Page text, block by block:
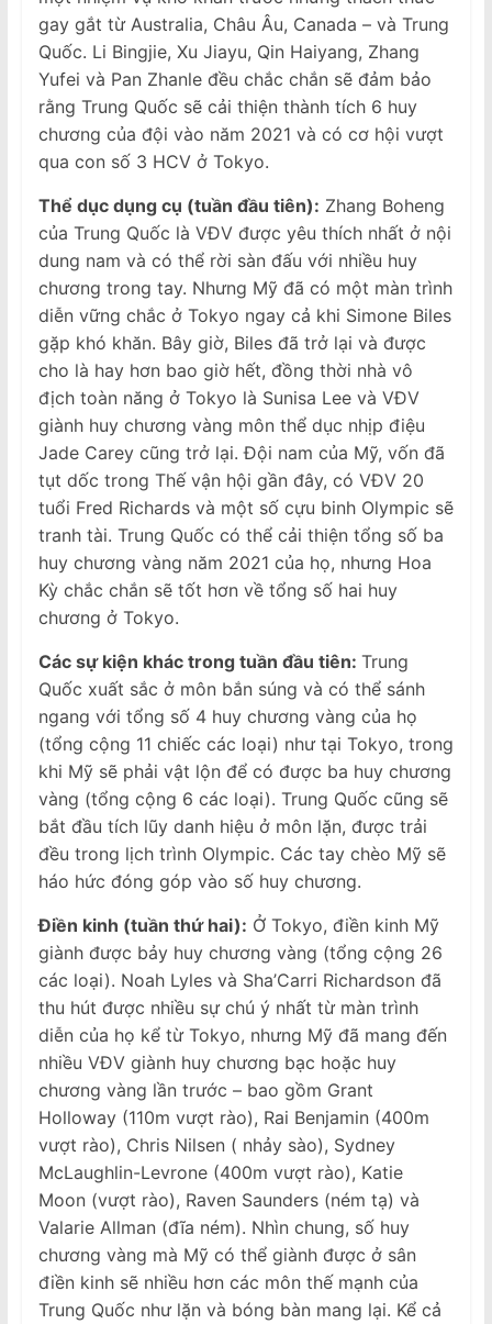
gay gắt từ Australia, Châu Âu, Canada – và Trung
Quốc. Li Bingjie, Xu Jiayu, Qin Haiyang, Zhang
Yufei và Pan Zhanle đều chắc chắn sẽ đảm bảo
rằng Trung Quốc sẽ cải thiện thành tích 6 huy
chương của đội vào năm 2021 và có cơ hội vượt
qua con số 3 HCV ở Tokyo.
Thể dục dụng cụ (tuần đầu tiên): Zhang Boheng
của Trung Quốc là VĐV được yêu thích nhất ở nội
dung nam và có thể rời sàn đấu với nhiều huy
chương trong tay. Nhưng Mỹ đã có một màn trình
diễn vững chắc ở Tokyo ngay cả khi Simone Biles
gặp khó khăn. Bây giờ, Biles đã trở lại và được
cho là hay hơn bao giờ hết, đồng thời nhà vô
địch toàn năng ở Tokyo là Sunisa Lee và VĐV
giành huy chương vàng môn thể dục nhịp điệu
Jade Carey cũng trở lại. Đội nam của Mỹ, vốn đã
tụt dốc trong Thế vận hội gần đây, có VĐV 20
tuổi Fred Richards và một số cựu binh Olympic sẽ
tranh tài. Trung Quốc có thể cải thiện tổng số ba
huy chương vàng năm 2021 của họ, nhưng Hoa
Kỳ chắc chắn sẽ tốt hơn về tổng số hai huy
chương ở Tokyo.
Các sự kiện khác trong tuần đầu tiên: Trung
Quốc xuất sắc ở môn bắn súng và có thể sánh
ngang với tổng số 4 huy chương vàng của họ
(tổng cộng 11 chiếc các loại) như tại Tokyo, trong
khi Mỹ sẽ phải vật lộn để có được ba huy chương
vàng (tổng cộng 6 các loại). Trung Quốc cũng sẽ
bắt đầu tích lũy danh hiệu ở môn lặn, được trải
đều trong lịch trình Olympic. Các tay chèo Mỹ sẽ
háo hức đóng góp vào số huy chương.
Điền kinh (tuần thứ hai): Ở Tokyo, điền kinh Mỹ
giành được bảy huy chương vàng (tổng cộng 26
các loại). Noah Lyles và Sha’Carri Richardson đã
thu hút được nhiều sự chú ý nhất từ ​​màn trình
diễn của họ kể từ Tokyo, nhưng Mỹ đã mang đến
nhiều VĐV giành huy chương bạc hoặc huy
chương vàng lần trước – bao gồm Grant
Holloway (110m vượt rào), Rai Benjamin (400m
vượt rào), Chris Nilsen ( nhảy sào), Sydney
McLaughlin-Levrone (400m vượt rào), Katie
Moon (vượt rào), Raven Saunders (ném tạ) và
Valarie Allman (đĩa ném). Nhìn chung, số huy
chương vàng mà Mỹ có thể giành được ở sân
điền kinh sẽ nhiều hơn các môn thế mạnh của
Trung Quốc như lặn và bóng bàn mang lại. Kể cả